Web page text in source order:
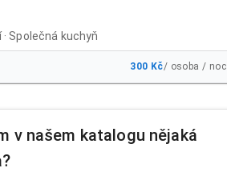
· Společná kuchyň
300 Kč/ osoba / noc
v našem katalogu nějaká